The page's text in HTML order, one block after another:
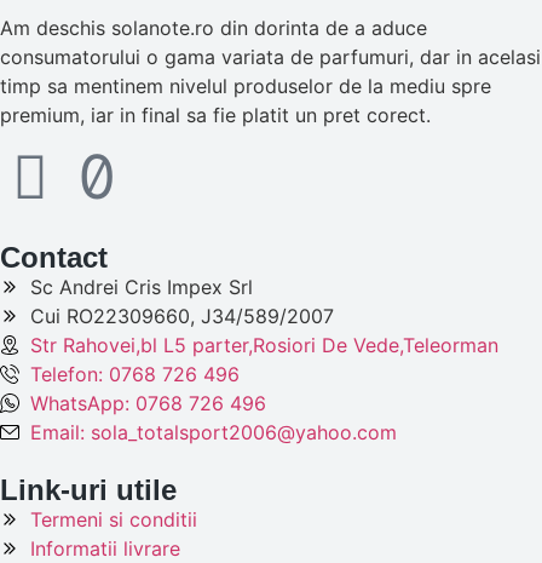
Am deschis solanote.ro din dorinta de a aduce
consumatorului o gama variata de parfumuri, dar in acelasi
timp sa mentinem nivelul produselor de la mediu spre
premium, iar in final sa fie platit un pret corect.
Contact
Sc Andrei Cris Impex Srl
Cui RO22309660, J34/589/2007
Str Rahovei,bl L5 parter,Rosiori De Vede,Teleorman
Telefon: 0768 726 496
WhatsApp: 0768 726 496
Email: sola_totalsport2006@yahoo.com
Link-uri utile
Termeni si conditii
Informatii livrare